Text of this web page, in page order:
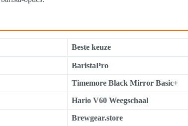
Beste keuze
BaristaPro
Timemore Black Mirror Basic+
Hario V60 Weegschaal
Brewgear.store